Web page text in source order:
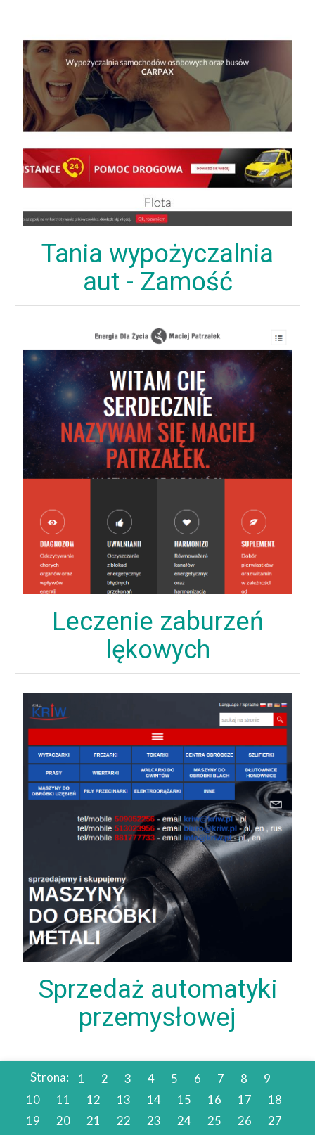
Tania wypożyczalnia
aut - Zamość
Leczenie zaburzeń
lękowych
Sprzedaż automatyki
przemysłowej
Strona: 1 2 3 4 5 6 7 8
9
10
11 12 13 14 15 16 17
18
19
20 21 22 23 24 25 26
27